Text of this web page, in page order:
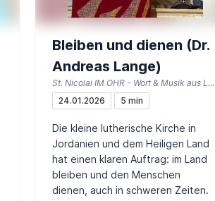
Bleiben und dienen (Dr.
Andreas Lange)
St. Nicolai IM OHR - Wort & Musik aus Lemgo
24.01.2026
5 min
Die kleine lutherische Kirche in
Jordanien und dem Heiligen Land
hat einen klaren Auftrag: im Land
bleiben und den Menschen
dienen, auch in schweren Zeiten.